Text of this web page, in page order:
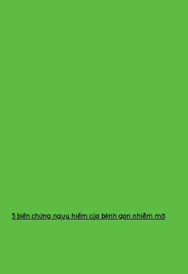
5 biến chứng nguy hiểm của bệnh gan nhiễm mỡ